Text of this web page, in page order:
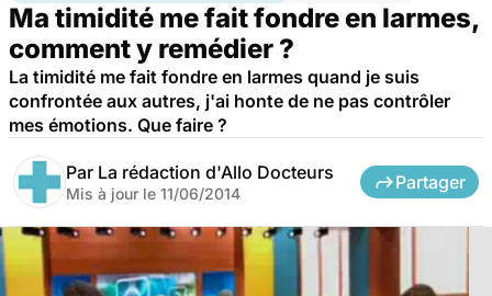
Ma timidité me fait fondre en larmes,
comment y remédier ?
La timidité me fait fondre en larmes quand je suis
confrontée aux autres, j'ai honte de ne pas contrôler
mes émotions. Que faire ?
Par La rédaction d'Allo Docteurs
Mis à jour le 11/06/2014
Partager